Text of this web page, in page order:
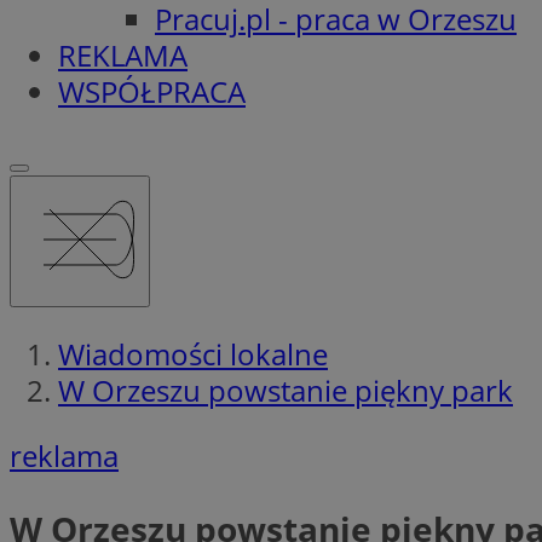
Pracuj.pl - praca w Orzeszu
REKLAMA
WSPÓŁPRACA
Wiadomości lokalne
W Orzeszu powstanie piękny park
reklama
W Orzeszu powstanie piękny